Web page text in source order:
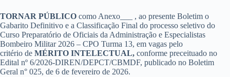
TORNAR PÚBLICO como Anexo___ , ao presente Boletim o
Gabarito Definitivo e a Classificação Final do processo seletivo do
Curso Preparatório de Oficiais da Administração e Especialistas
Bombeiro Militar 2026 – CPO Turma 13, em vagas pelo
critério de MÉRITO INTELECTUAL, conforme preceituado no
Edital nº 6/2026-DIREN/DEPCT/CBMDF, publicado no Boletim
Geral n° 025, de 6 de fevereiro de 2026.